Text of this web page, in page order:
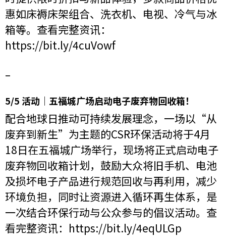
惠如床褥床架组合、洗衣机、电视、冷气与冰
箱等。查看完整资讯：
https://bit.ly/4cuVowf
–
5/5 活动｜五福城广场启动电子废弃物回收箱！
配合地球日推动可持续发展理念，一场以“从
废弃到新生”为主题的CSR环保活动将于4月
18日在五福城广场举行，现场将正式启动电子
废弃物回收箱计划，鼓励大众将旧手机、电池
及损坏电子产品进行规范回收与再利用，减少
环境负担，同时让资源进入循环再生体系，是
一次结合环保行动与公众参与的倡议活动。查
看完整资讯： https://bit.ly/4eqULGp